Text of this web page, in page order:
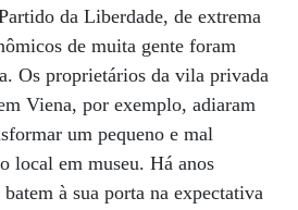
da Liberdade, de extrema
de muita gente foram
Os proprietários da vila privada
Viena, por exemplo, adiaram
um pequeno e mal
local em museu. Há anos
à sua porta na expectativa